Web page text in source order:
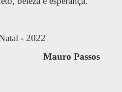
- 2022
Mauro Passos